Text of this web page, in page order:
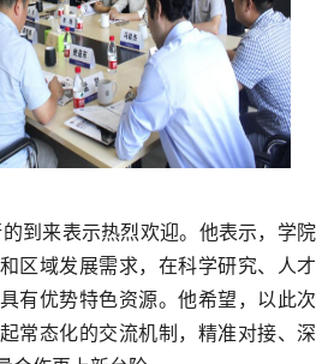
到来表示热烈欢迎。 他表示，学院
区域发展需求，在科学研究、人才
有优势特色资源。他希望，以此次
常态化的交流机制， 精准对接、深